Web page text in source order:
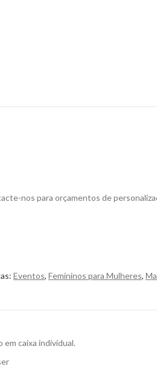
nos para orçamentos de
Eventos, Femininos para Mulheres,
caixa individual.